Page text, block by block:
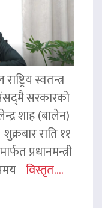
स्वतन्त्र
सरकारको
शाह (बालेन)
राति ११
प्रधानमन्त्री
विस्तृत....